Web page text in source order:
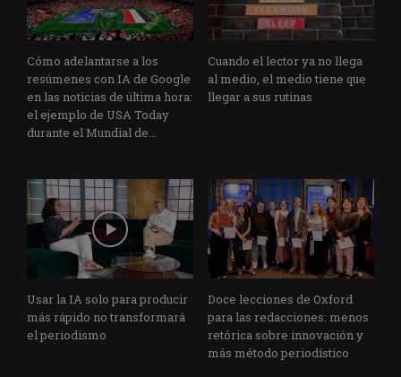
Cómo adelantarse a los
resúmenes con IA de Google
en las noticias de última hora:
el ejemplo de USA Today
durante el Mundial de...
Cuando el lector ya no llega
al medio, el medio tiene que
llegar a sus rutinas
Usar la IA solo para producir
más rápido no transformará
el periodismo
Doce lecciones de Oxford
para las redacciones: menos
retórica sobre innovación y
más método periodístico